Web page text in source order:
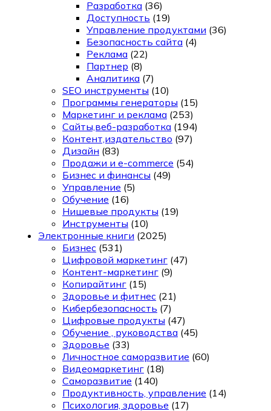
Разработка (36)
Доступность (19)
Управление продуктами (36)
Безопасность сайта (4)
Реклама (22)
Партнер (8)
Аналитика (7)
SEO инструменты (10)
Программы генераторы (15)
Маркетинг и реклама (253)
Сайты,веб-разработка (194)
Контент,издательство (97)
Дизайн (83)
Продажи и e-commerce (54)
Бизнес и финансы (49)
Управление (5)
Обучение (16)
Нишевые продукты (19)
Инструменты (10)
Электронные книги (2025)
Бизнес (531)
Цифровой маркетинг (47)
Контент-маркетинг (9)
Копирайтинг (15)
Здоровье и фитнес (21)
Кибербезопасность (7)
Цифровые продукты (47)
Обучение , руководства (45)
Здоровье (33)
Личностное саморазвитие (60)
Видеомаркетинг (18)
Саморазвитие (140)
Продуктивность, управление (14)
Психология, здоровье (17)